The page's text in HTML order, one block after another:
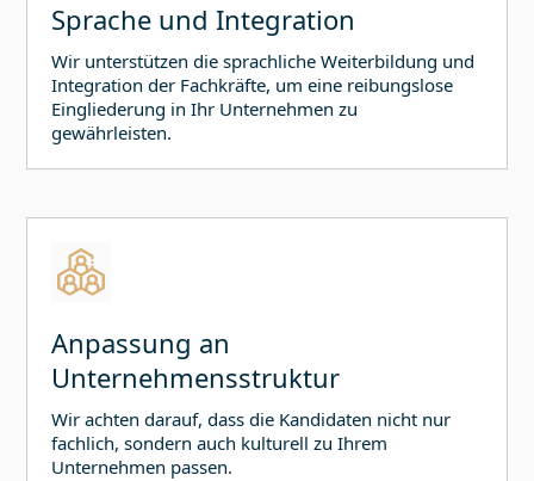
Sprache und Integration
Wir unterstützen die sprachliche Weiterbildung und
Integration der Fachkräfte, um eine reibungslose
Eingliederung in Ihr Unternehmen zu
gewährleisten.
Anpassung an
Unternehmensstruktur
Wir achten darauf, dass die Kandidaten nicht nur
fachlich, sondern auch kulturell zu Ihrem
Unternehmen passen.